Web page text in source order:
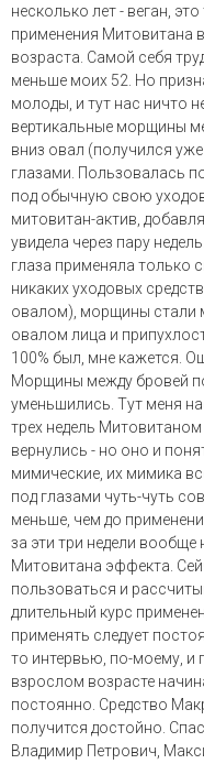
несколько лет - веган,
применения Митовитана
возраста. Самой себя
меньше моих 52. Но
молоды, и тут нас ничто
вертикальные морщины
вниз овал (получился
глазами. Пользовалась
под обычную свою
митовитан-актив,
увидела через пару
глаза применяла только
никаких уходовых
овалом), морщины стали
овалом лица и
100% был, мне кажется.
Морщины между бровей
уменьшились. Тут меня
трех недель
вернулись - но оно и
мимические, их мимика
под глазами чуть-чуть
меньше, чем до
за эти три недели
Митовитана эффекта.
пользоваться и
длительный курс
применять следует
то интервью, по-моему, и
взрослом возрасте
постоянно. Средство
получится достойно.
Владимир Петрович,